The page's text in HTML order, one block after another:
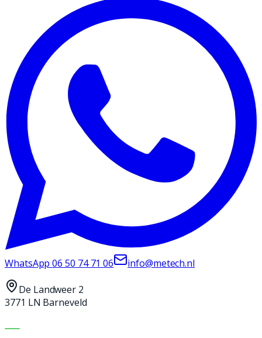
WhatsApp06 50 74 71 06 info@metech.nl
De Landweer 2
3771 LN Barneveld
MACHINES